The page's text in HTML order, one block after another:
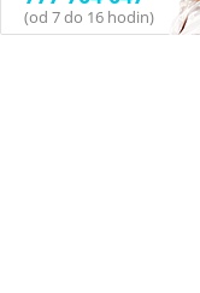
(od 7 do 16 hodin)